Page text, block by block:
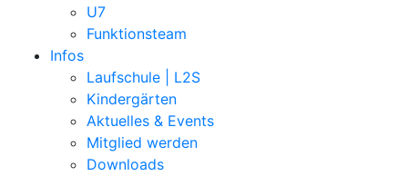
U7
Funktionsteam
Infos
Laufschule | L2S
Kindergärten
Aktuelles & Events
Mitglied werden
Downloads